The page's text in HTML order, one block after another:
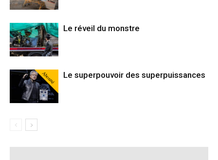
Le réveil du monstre
Abonné Le superpouvoir des superpuissances